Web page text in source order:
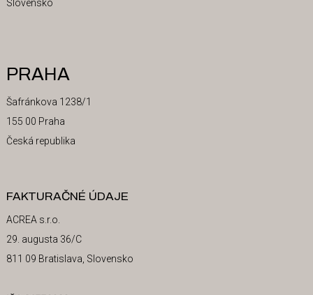
Slovensko
PRAHA
Šafránkova 1238/1
155 00 Praha
Česká republika
FAKTURAČNÉ ÚDAJE
ACREA s.r.o.
29. augusta 36/C
811 09 Bratislava, Slovensko